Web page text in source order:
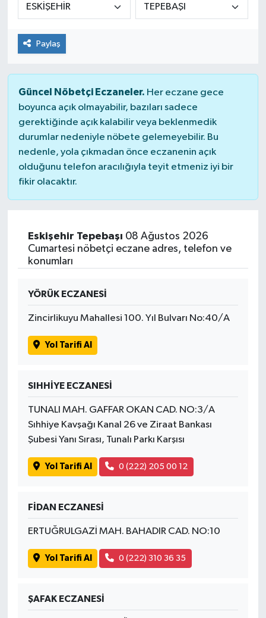
Paylaş
Güncel Nöbetçi Eczaneler. Her eczane gece
boyunca açık olmayabilir, bazıları sadece
gerektiğinde açık kalabilir veya beklenmedik
durumlar nedeniyle nöbete gelemeyebilir. Bu
nedenle, yola çıkmadan önce eczanenin açık
olduğunu telefon aracılığıyla teyit etmeniz iyi bir
fikir olacaktır.
Eskişehir Tepebaşı 08 Ağustos 2026
Cumartesi nöbetçi eczane adres, telefon ve
konumları
YÖRÜK ECZANESİ
Zincirlikuyu Mahallesi 100. Yıl Bulvarı No:40/A
Yol Tarifi Al
SIHHİYE ECZANESİ
TUNALI MAH. GAFFAR OKAN CAD. NO:3/A
Sıhhiye Kavşağı Kanal 26 ve Ziraat Bankası
Şubesi Yanı Sırası, Tunalı Parkı Karşısı
Yol Tarifi Al 0 (222) 205 00 12
FİDAN ECZANESİ
ERTUĞRULGAZİ MAH. BAHADIR CAD. NO:10
Yol Tarifi Al 0 (222) 310 36 35
ŞAFAK ECZANESİ